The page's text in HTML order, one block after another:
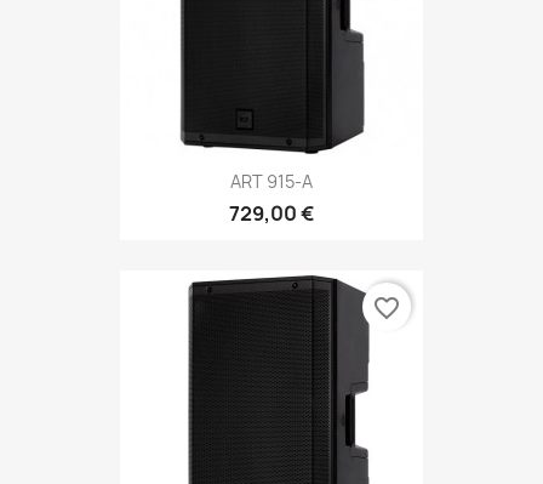
ART 915-A
729,00 €
favorite_border